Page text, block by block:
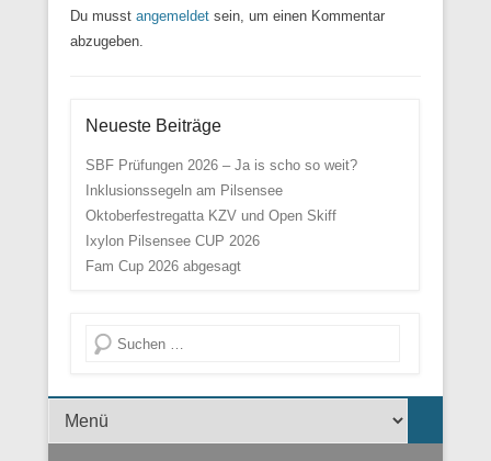
Du musst angemeldet sein, um einen Kommentar
abzugeben.
Neueste Beiträge
SBF Prüfungen 2026 – Ja is scho so weit?
Inklusionssegeln am Pilsensee
Oktoberfestregatta KZV und Open Skiff
Ixylon Pilsensee CUP 2026
Fam Cup 2026 abgesagt
Suche
Menü der Fußzeile